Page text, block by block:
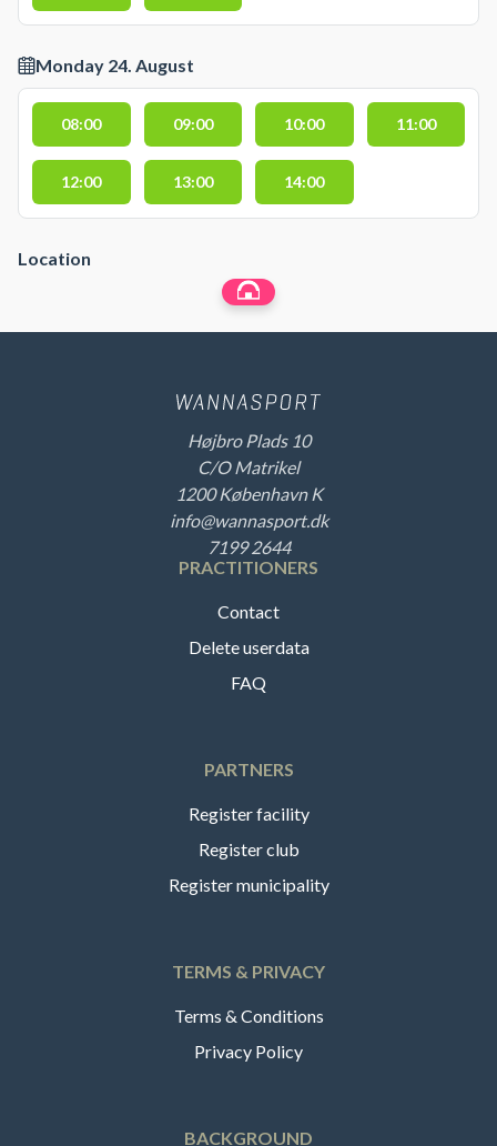
Monday 24. August
08:00 09:00 10:00 11:00
12:00 13:00 14:00
Location
Højbro Plads 10
C/O Matrikel
1200 København K
info@wannasport.dk
7199 2644
PRACTITIONERS
Contact
Delete userdata
FAQ
PARTNERS
Register facility
Register club
Register municipality
TERMS & PRIVACY
Terms & Conditions
Privacy Policy
BACKGROUND